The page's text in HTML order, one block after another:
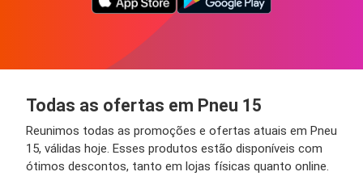
Todas as ofertas em Pneu 15
Reunimos todas as promoções e ofertas atuais em Pneu
15, válidas hoje. Esses produtos estão disponíveis com
ótimos descontos, tanto em lojas físicas quanto online.